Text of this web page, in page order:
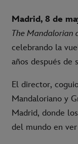
Madrid, 8 de
The Mandalorian
celebrando la
años después de
El director,
Mandaloriano y
Madrid, donde
del mundo en